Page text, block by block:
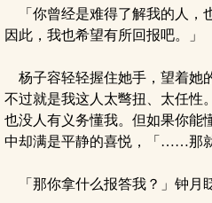
「你曾经是难得了解我的人，
因此，我也希望有所回报吧。」
杨子容轻轻握住她手，望着她
不过就是我这人太彆扭、太任性
也没人有义务懂我。但如果你
中却满是平静的喜悦，「……那
「那你拿什么报答我？」钟月